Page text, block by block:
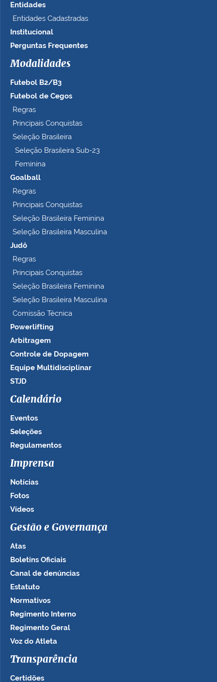
Entidades
Entidades Cadastradas
Institucional
Perguntas Frequentes
Modalidades
Futebol B2/B3
Futebol de Cegos
Regras
Principais Conquistas
Seleção Brasileira
Seleção Brasileira Sub-23
Feminina
Goalball
Regras
Principais Conquistas
Seleção Brasileira Feminina
Seleção Brasileira Masculina
Judô
Regras
Principais Conquistas
Seleção Brasileira Feminina
Seleção Brasileira Masculina
Comissão Técnica
Powerlifting
Arbitragem
Controle de Dopagem
Equipe Multidisciplinar
STJD
Calendário
Eventos
Seleções
Regulamentos
Imprensa
Notícias
Fotos
Vídeos
Gestão e Governança
Atas
Boletins Oficiais
Canal de denúncias
Estatuto
Normativos
Regimento Interno
Regimento Geral
Voz do Atleta
Transparência
Certidões